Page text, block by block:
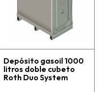
Depósito gasoil 1000
litros doble cubeto
Roth Duo System